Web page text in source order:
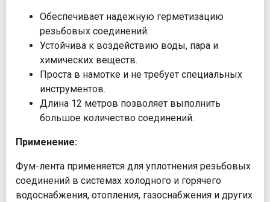
Обеспечивает надежную герметизацию
резьбовых соединений.
Устойчива к воздействию воды, пара и
химических веществ.
Проста в намотке и не требует специальных
инструментов.
Длина 12 метров позволяет выполнить
большое количество соединений.
Применение:
Фум-лента применяется для уплотнения резьбовых
соединений в системах холодного и горячего
водоснабжения, отопления, газоснабжения и других